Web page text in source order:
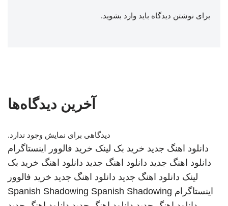
برای نوشتن دیدگاه باید وارد بشوید.
آخرین دیدگاه‌ها
دیدگاهی برای نمایش وجود ندارد.
دانلود اهنگ جدید خرید بک لینک خرید فالوور اینستاگرام
دانلود اهنگ جدید دانلود اهنگ جدید دانلود اهنگ خرید بک
لینک دانلود اهنگ جدید دانلود اهنگ جدید خرید فالوور
اینستاگرام
Spanish Shadowing Spanish Shadowing